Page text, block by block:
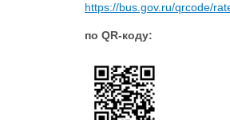
https://bus.gov.ru/qrcode/
по QR-коду: